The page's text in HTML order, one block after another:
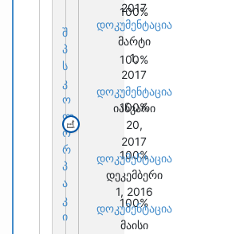
შ
პ
ს
კ
ო
ლ
ო
რ
პ
ა
კ
ი
100%
100%
100%
100%
100%
2017
დოკუმენტაცია
მარტი
1,
2017
დოკუმენტაცია
იანვარი
20,
2017
დოკუმენტაცია
დეკემბერი
1, 2016
დოკუმენტაცია
მაისი